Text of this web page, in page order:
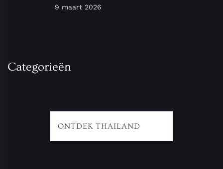
9 maart 2026
Categorieën
ONTDEK THAILAND